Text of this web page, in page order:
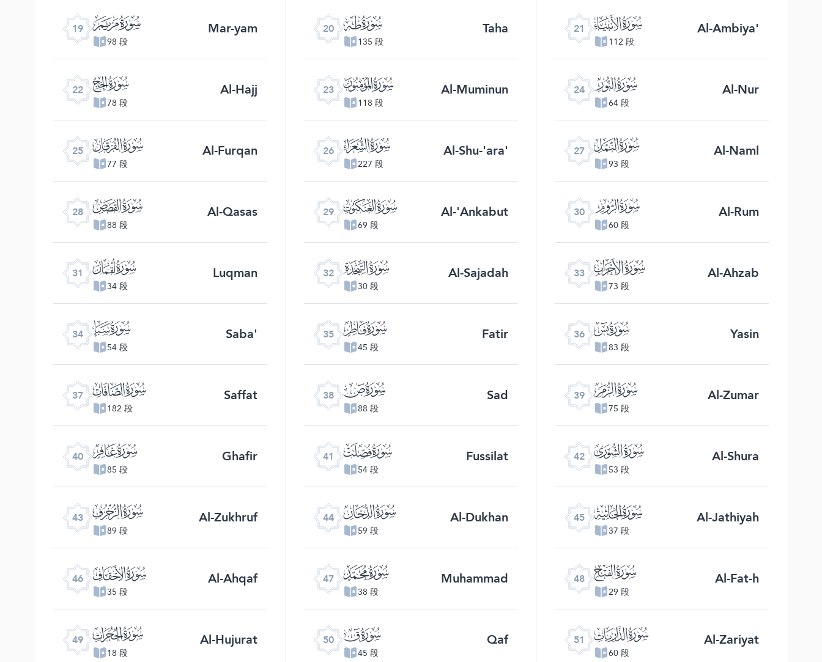
19 ﮟ
98 段
Mar-yam 20 ﮠ
135 段
Taha 21 ﮡ
112 段
Al-Ambiya'
22 ﮢ
78 段
Al-Hajj 23 ﮣ
118 段
Al-Muminun 24 ﮤ
64 段
Al-Nur
25 ﮥ
77 段
Al-Furqan 26 ﮦ
227 段
Al-Shu-'ara' 27 ﮧ
93 段
Al-Naml
28 ﮨ
88 段
Al-Qasas 29 ﮩ
69 段
Al-'Ankabut 30 ﮪ
60 段
Al-Rum
31 ﮫ
34 段
Luqman 32 ﮬ
30 段
Al-Sajadah 33 ﮭ
73 段
Al-Ahzab
34 ﮮ
54 段
Saba' 35 ﮯ
45 段
Fatir 36 ﮰ
83 段
Yasin
37 ﮱ
182 段
Saffat 38 ﯓ
88 段
Sad 39 ﯔ
75 段
Al-Zumar
40 ﯕ
85 段
Ghafir 41 ﯖ
54 段
Fussilat 42 ﯗ
53 段
Al-Shura
43 ﯘ
89 段
Al-Zukhruf 44 ﯙ
59 段
Al-Dukhan 45 ﯚ
37 段
Al-Jathiyah
46 ﯛ
35 段
Al-Ahqaf 47 ﯜ
38 段
Muhammad 48 ﯝ
29 段
Al-Fat-h
49 ﯞ
18 段
Al-Hujurat 50 ﯟ
45 段
Qaf 51 ﯠ
60 段
Al-Zariyat